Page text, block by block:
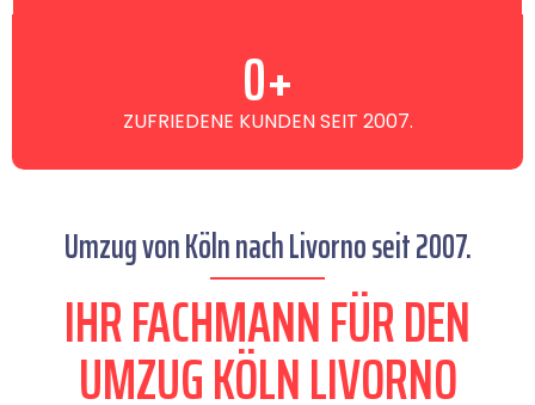
ZUFRIEDENE KUNDEN SEIT 2007.
0+
Umzug von Köln nach Livorno seit 2007.
IHR FACHMANN FÜR DEN
UMZUG KÖLN LIVORNO